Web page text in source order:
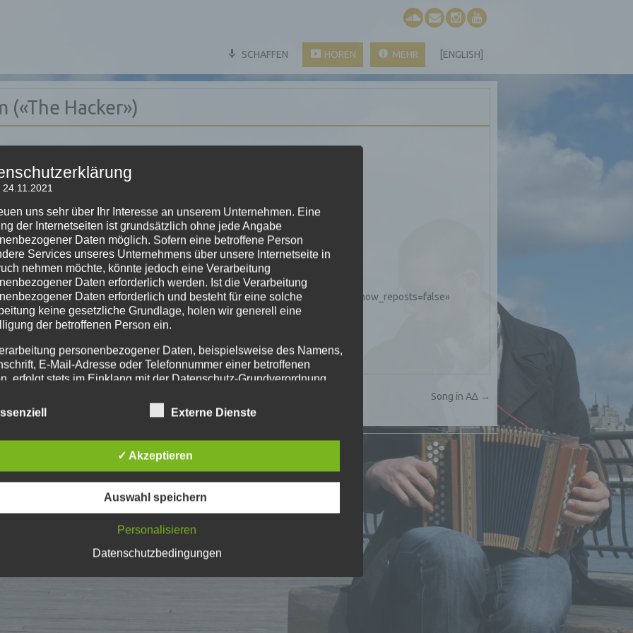
SCHAFFEN HÖREN MEHR [ENGLISH]
(«The Hacker»)
api.soundcloud.com/tracks/120183584″
iframe=»true» /]
Schwyzerörgeli
Song in A∆ →
↑
24.11.2021
uns sehr über Ihr Interesse an unserem Unternehmen. Eine
der Internetseiten ist grundsätzlich ohne jede Angabe
Daten möglich. Sofern eine betroffene Person
Services unseres Unternehmens über unsere Internetseite in
nehmen möchte, könnte jedoch eine Verarbeitung
Daten erforderlich werden. Ist die Verarbeitung
Daten erforderlich und besteht für eine solche
keine gesetzliche Grundlage, holen wir generell eine
der betroffenen Person ein.
personenbezogener Daten, beispielsweise des Namens,
E-Mail-Adresse oder Telefonnummer einer betroffenen
erfolgt stets im Einklang mit der Datenschutz-Grundverordnung
Mittels dieser Datenschutzerklärung möchte
die Öffentlichkeit über Art, Umfang und Zweck der von
Ferner werden betroffene Personen mittels dieser
über die ihnen zustehenden Rechte aufgeklärt.
Maßnahmen umgesetzt, um einen möglichst
Schutz der über diese Internetseite verarbeiteten
Daten sicherzustellen. Dennoch können
Datenübertragungen grundsätzlich Sicherheitslücken
sodass ein absoluter Schutz nicht gewährleistet werden kann.
Daten auch auf alternativen Wegen, beispielsweise
Externe Dienste
✓ Akzeptieren
Auswahl speichern
Personalisieren
Datenschutzbedingungen